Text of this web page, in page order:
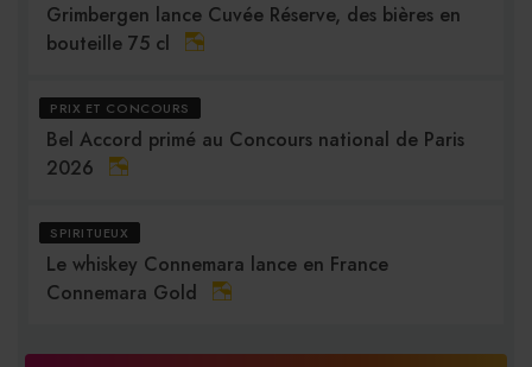
Grimbergen lance Cuvée Réserve, des bières en
bouteille 75 cl
PRIX ET CONCOURS
Bel Accord primé au Concours national de Paris
2026
SPIRITUEUX
Le whiskey Connemara lance en France
Connemara Gold